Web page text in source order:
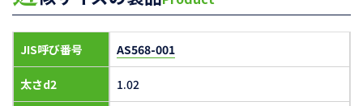
JIS呼び番号
太さd2
AS568-001
1.02